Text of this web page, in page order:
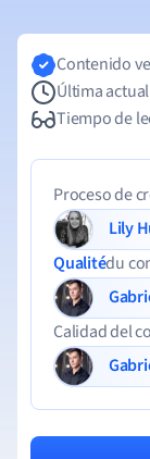
Contenido
Última
Tiempo de
Proceso de
Qualitédu
Calidad del